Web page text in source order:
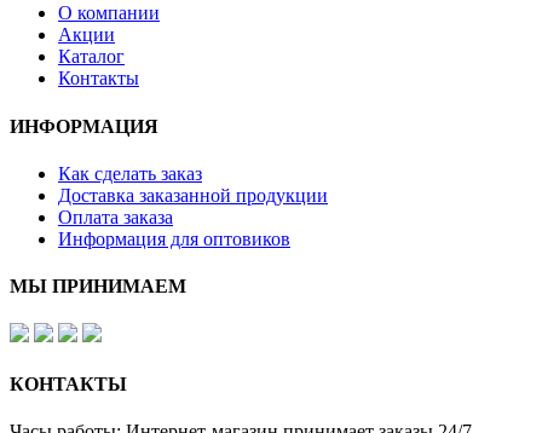
О компании
Акции
Каталог
Контакты
ИНФОРМАЦИЯ
Как сделать заказ
Доставка заказанной продукции
Оплата заказа
Информация для оптовиков
МЫ ПРИНИМАЕМ
КОНТАКТЫ